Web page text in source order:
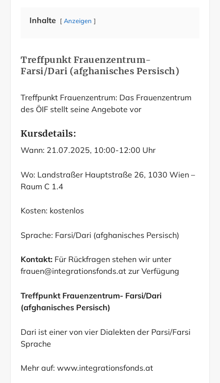
Inhalte Anzeigen
Treffpunkt Frauenzentrum-
Farsi/Dari (afghanisches Persisch)
Treffpunkt Frauenzentrum: Das Frauenzentrum
des ÖIF stellt seine Angebote vor
Kursdetails:
Wann: 21.07.2025, 10:00-12:00 Uhr
Wo: Landstraßer Hauptstraße 26, 1030 Wien –
Raum C 1.4
Kosten: kostenlos
Sprache: Farsi/Dari (afghanisches Persisch)
Kontakt: Für Rückfragen stehen wir unter
frauen@integrationsfonds.at zur Verfügung
Treffpunkt Frauenzentrum- Farsi/Dari
(afghanisches Persisch)
Dari ist einer von vier Dialekten der Parsi/Farsi
Sprache
Mehr auf:www.integrationsfonds.at